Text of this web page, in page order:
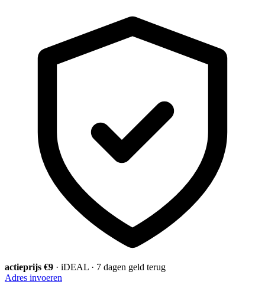
actieprijs €9 · iDEAL · 7 dagen geld terug
Adres invoeren